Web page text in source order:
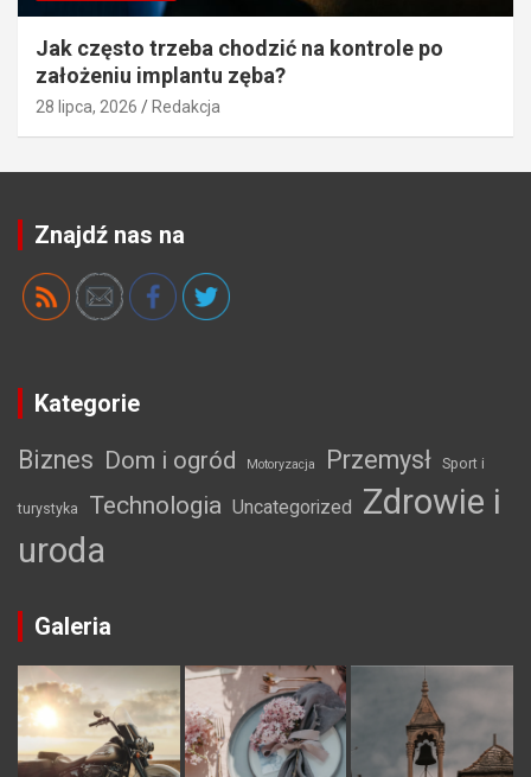
Jak często trzeba chodzić na kontrole po
założeniu implantu zęba?
28 lipca, 2026 Redakcja
Znajdź nas na
Kategorie
Biznes Dom i ogród Motoryzacja Przemysł Sport i
turystyka Technologia Uncategorized
Zdrowie i
uroda
Galeria